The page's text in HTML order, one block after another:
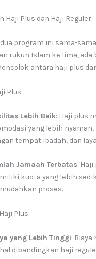
Haji Plus dan Haji Reguler
program ini sama-
rukun Islam ke lima, ada
antara haji plus
Plus
Lebih Baik: Haji plus
yang lebih
tempat ibadah, dan
Jamaah Terbatas:
kuota yang lebih
proses.
Plus
yang Lebih Tinggi:
dibandingkan haji